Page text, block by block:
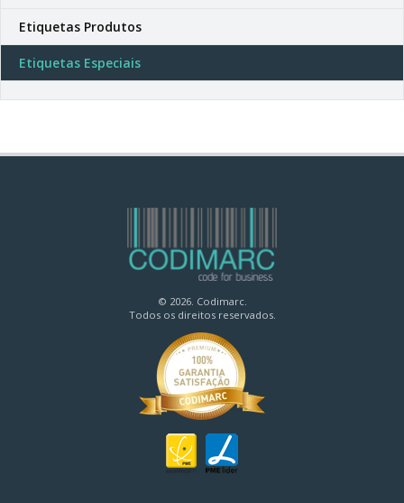
Etiquetas Produtos
Etiquetas Especiais
© 2026. Codimarc.
Todos os direitos reservados.